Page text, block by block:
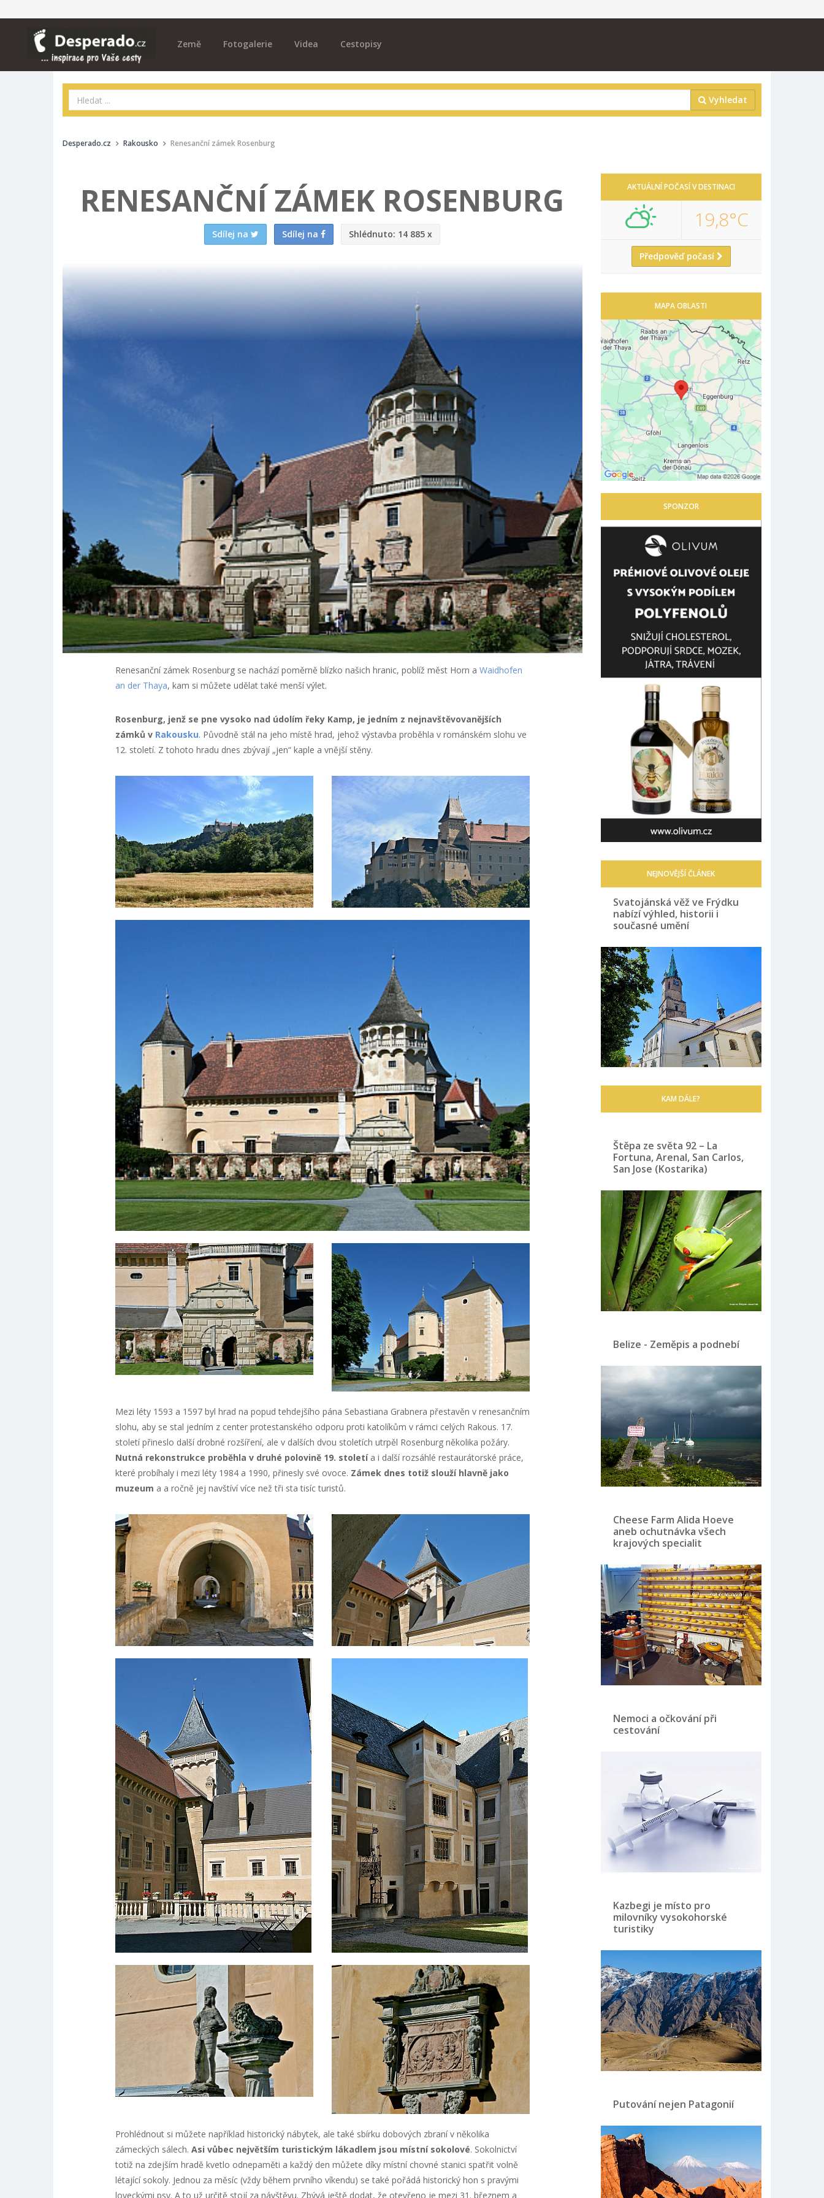
Země Fotogalerie Videa Cestopisy
Vyhledat
Desperado.cz Rakousko Renesanční zámek Rosenburg
RENESANČNÍ ZÁMEK ROSENBURG
Sdílej na Sdílej na Shlédnuto: 14 885 x
Renesanční zámek Rosenburg se nachází poměrně blízko našich hranic, poblíž měst Horn a Waidhofen
an der Thaya, kam si můžete udělat také menší výlet.
Rosenburg, jenž se pne vysoko nad údolím řeky Kamp, je jedním z nejnavštěvovanějších
zámků v Rakousku. Původně stál na jeho místě hrad, jehož výstavba proběhla v románském slohu ve
12. století. Z tohoto hradu dnes zbývají „jen“ kaple a vnější stěny.
Mezi léty 1593 a 1597 byl hrad na popud tehdejšího pána Sebastiana Grabnera přestavěn v renesančním
slohu, aby se stal jedním z center protestanského odporu proti katolíkům v rámci celých Rakous. 17.
století přineslo další drobné rozšíření, ale v dalších dvou stoletích utrpěl Rosenburg několika požáry.
Nutná rekonstrukce proběhla v druhé polovině 19. stoletía i další rozsáhlé restaurátorské práce,
které probíhaly i mezi léty 1984 a 1990, přinesly své ovoce. Zámek dnes totiž slouží hlavně jako
muzeum a a ročně jej navštíví více než tři sta tisíc turistů.
Prohlédnout si můžete například historický nábytek, ale také sbírku dobových zbraní v několika
zámeckých sálech. Asi vůbec největším turistickým lákadlem jsou místní sokolové. Sokolnictví
totiž na zdejším hradě kvetlo odnepaměti a každý den můžete díky místní chovné stanici spatřit volně
létající sokoly. Jednou za měsíc (vždy během prvního víkendu) se také pořádá historický hon s pravými
loveckými psy. A to už určitě stojí za návštěvu. Zbývá ještě dodat, že otevřeno je mezi 31. březnem a
AKTUÁLNÍ POČASÍ V DESTINACI
19,8°C
Předpověď počasí
MAPA OBLASTI
SPONZOR
NEJNOVĚJŠÍ ČLÁNEK
Svatojánská věž ve Frýdku
nabízí výhled, historii i
současné umění
KAM DÁLE?
Štěpa ze světa 92 – La
Fortuna, Arenal, San Carlos,
San Jose (Kostarika)
Belize - Zeměpis a podnebí
Cheese Farm Alida Hoeve
aneb ochutnávka všech
krajových specialit
Nemoci a očkování při
cestování
Kazbegi je místo pro
milovníky vysokohorské
turistiky
Putování nejen Patagonií